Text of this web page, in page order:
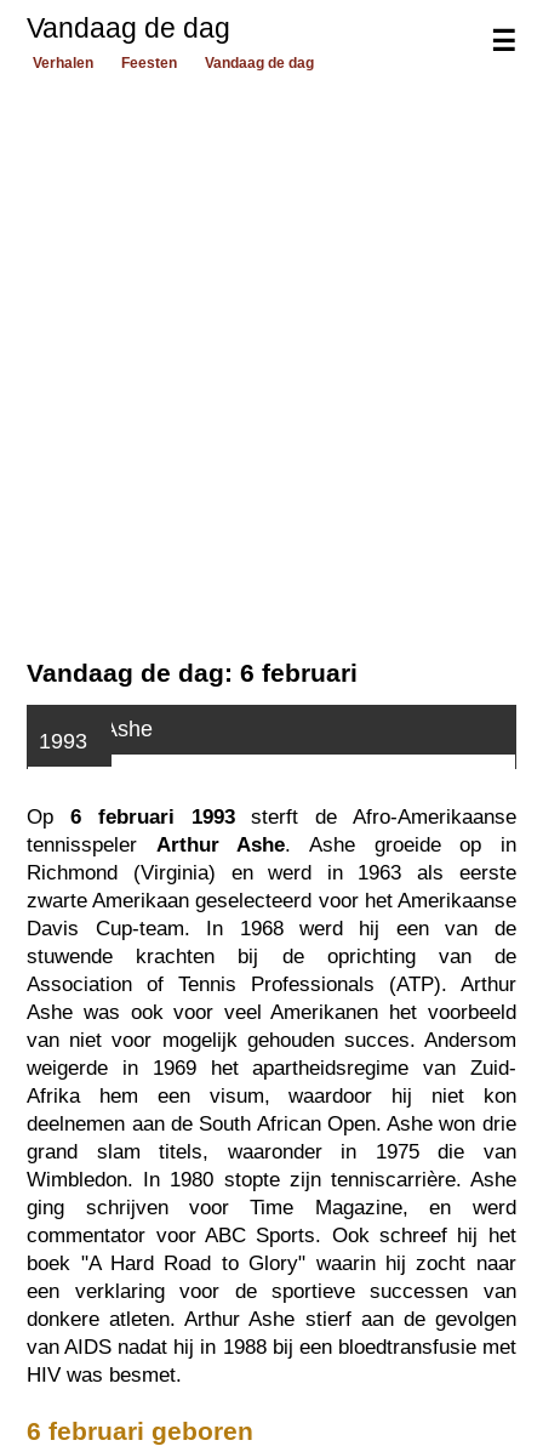
☰
Vandaag de dag
Verhalen Feesten Vandaag de dag
Vandaag de dag: 6 februari
Arthur Ashe
1993
Op6 februari 1993sterft de Afro-Amerikaanse
tennisspeler Arthur Ashe. Ashe groeide op in
Richmond (Virginia) en werd in 1963 als eerste
zwarte Amerikaan geselecteerd voor het Amerikaanse
Davis Cup-team. In 1968 werd hij een van de
stuwende krachten bij de oprichting van de
Association of Tennis Professionals (ATP). Arthur
Ashe was ook voor veel Amerikanen het voorbeeld
van niet voor mogelijk gehouden succes. Andersom
weigerde in 1969 het apartheidsregime van Zuid-
Afrika hem een visum, waardoor hij niet kon
deelnemen aan de South African Open. Ashe won drie
grand slam titels, waaronder in 1975 die van
Wimbledon. In 1980 stopte zijn tenniscarrière. Ashe
ging schrijven voor Time Magazine, en werd
commentator voor ABC Sports. Ook schreef hij het
boek "A Hard Road to Glory" waarin hij zocht naar
een verklaring voor de sportieve successen van
donkere atleten. Arthur Ashe stierf aan de gevolgen
van AIDS nadat hij in 1988 bij een bloedtransfusie met
HIV was besmet.
6 februari geboren